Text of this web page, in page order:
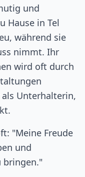
und
Hause in Tel
während sie
nimmt. Ihr
wird oft durch
Unterhalterin,
"Meine Freude
und
bringen."